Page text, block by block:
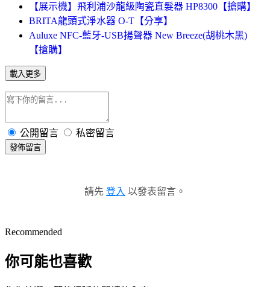
【展示機】飛利浦沙龍級陶瓷直髮器 HP8300【搶購】
BRITA龍頭式淨水器 O-T【分享】
Auluxe NFC-藍牙-USB揚聲器 New Breeze(胡桃木黑)
【搶購】
載入更多
公開留言 私密留言
發佈留言
請先 登入 以發表留言。
Recommended
你可能也喜歡